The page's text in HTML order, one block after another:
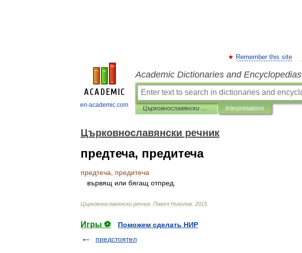
en-academic.com
Remember this site
Academic Dictionaries and Encyclopedias
Църковнославянски речник Interpretations
Църковнославянски речник
предтеча, предитеча
предтеча
предитеча
вървящ или бягащ отпред
Църковнославянски речник. Павел Николов 2015
Игры ⚽
Поможем сделать НИР
предстоятел